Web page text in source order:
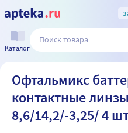
Каталог
Офтальмикс
контактные
8,6/14,2/-3,25/ 4